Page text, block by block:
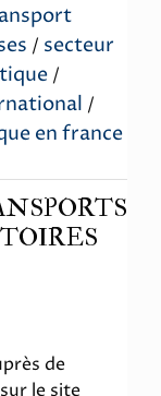
/ secteur
/
/
en france
de
le site